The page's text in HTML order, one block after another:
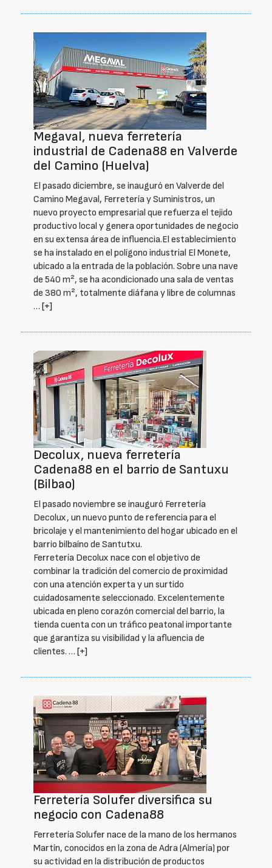
Megaval, nueva ferretería
industrial de Cadena88 en Valverde
del Camino (Huelva)
El pasado diciembre, se inauguró en Valverde del
Camino Megaval, Ferretería y Suministros, un
nuevo proyecto empresarial que refuerza el tejido
productivo local y genera oportunidades de negocio
en su extensa área de influencia.El establecimiento
se ha instalado en el polígono industrial El Monete,
ubicado a la entrada de la población. Sobre una nave
de 540 m², se ha acondicionado una sala de ventas
de 380 m², totalmente diáfana y libre de columnas
… [+]
Decolux, nueva ferretería
Cadena88 en el barrio de Santuxu
(Bilbao)
El pasado noviembre se inauguró Ferretería
Decolux, un nuevo punto de referencia para el
bricolaje y el mantenimiento del hogar ubicado en el
barrio bilbaíno de Santutxu.
Ferretería Decolux nace con el objetivo de
combinar la tradición del comercio de proximidad
con una atención experta y un surtido
cuidadosamente seleccionado. Excelentemente
ubicada en pleno corazón comercial del barrio, la
tienda cuenta con un tráfico peatonal importante
que garantiza su visibilidad y la afluencia de
clientes. … [+]
Ferretería Solufer diversifica su
negocio con Cadena88
Ferretería Solufer nace de la mano de los hermanos
Martín, conocidos en la zona de Adra (Almería) por
su actividad en la distribución de productos